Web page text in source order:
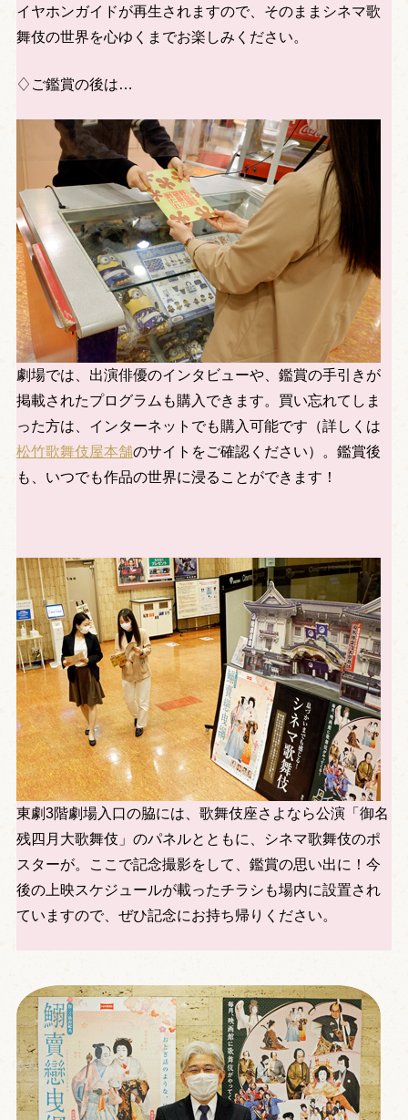
イヤホンガイドが再生されますので、そのままシネマ歌
舞伎の世界を心ゆくまでお楽しみください。
♢ご鑑賞の後は…
劇場では、出演俳優のインタビューや、鑑賞の手引きが
掲載されたプログラムも購入できます。買い忘れてしま
った方は、インターネットでも購入可能です（詳しくは
松竹歌舞伎屋本舗のサイトをご確認ください）。鑑賞後
も、いつでも作品の世界に浸ることができます！
東劇3階劇場入口の脇には、歌舞伎座さよなら公演「御名
残四月大歌舞伎」のパネルとともに、シネマ歌舞伎のポ
スターが。ここで記念撮影をして、鑑賞の思い出に！今
後の上映スケジュールが載ったチラシも場内に設置され
ていますので、ぜひ記念にお持ち帰りください。